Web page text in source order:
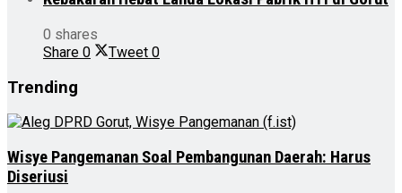
0 shares
Share 0 Tweet 0
Trending
Wisye Pangemanan Soal Pembangunan Daerah: Harus
Diseriusi